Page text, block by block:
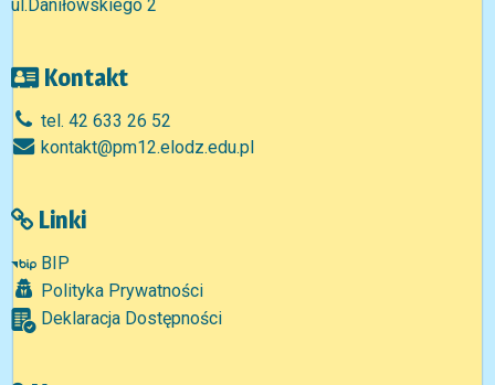
ul.Daniłowskiego 2
Kontakt
tel. 42 633 26 52
kontakt@pm12.elodz.edu.pl
Linki
BIP
Polityka Prywatności
Deklaracja Dostępności